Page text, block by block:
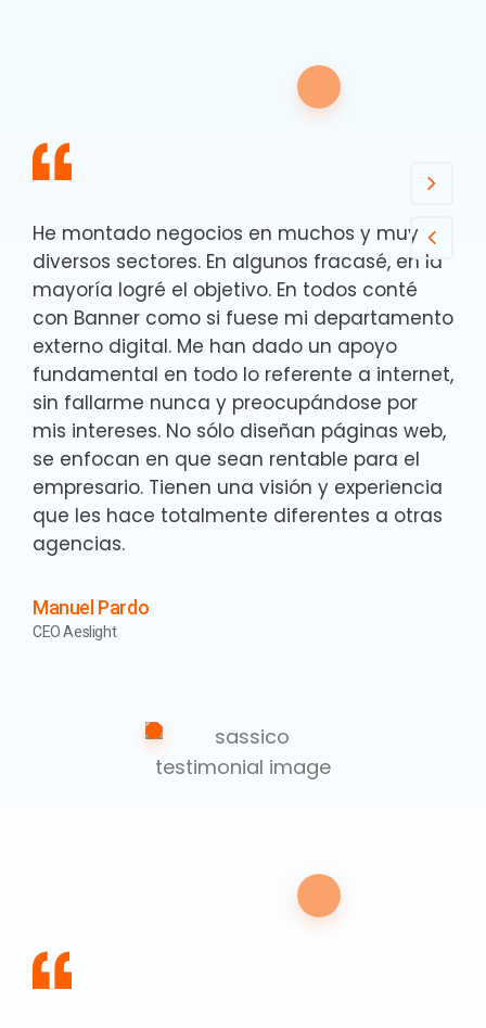
He montado negocios en muchos y muy
diversos sectores. En algunos fracasé, en la
mayoría logré el objetivo. En todos conté
con Banner como si fuese mi departamento
externo digital. Me han dado un apoyo
fundamental en todo lo referente a internet,
sin fallarme nunca y preocupándose por
mis intereses. No sólo diseñan páginas web,
se enfocan en que sean rentable para el
empresario. Tienen una visión y experiencia
que les hace totalmente diferentes a otras
agencias.
Manuel Pardo
CEO Aeslight